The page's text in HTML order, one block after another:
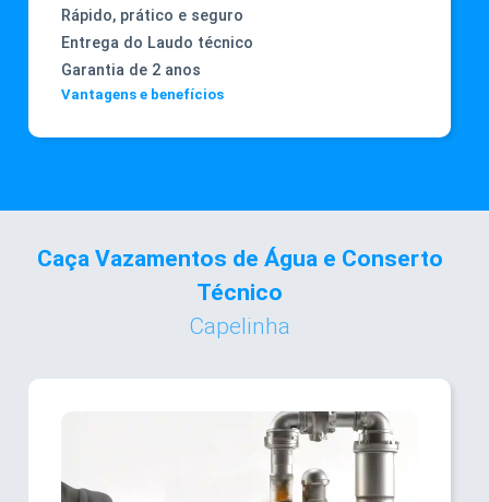
Rápido, prático e seguro
Entrega do Laudo técnico
Garantia de 2 anos
Vantagens e benefícios
Caça Vazamentos de Água e Conserto
Técnico
Capelinha